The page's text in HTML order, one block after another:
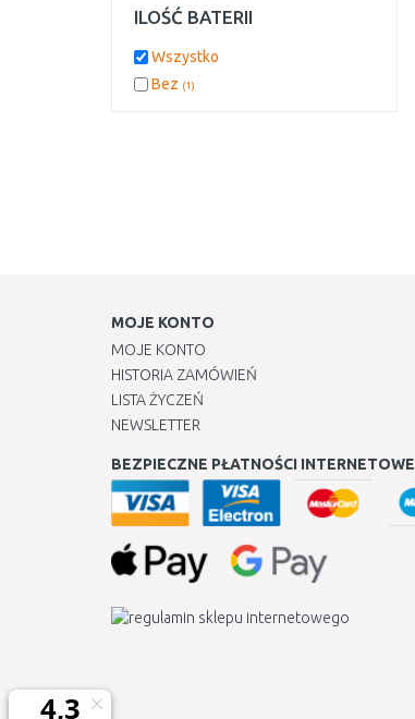
ILOŚĆ BATERII
Wszystko
Bez (1)
MOJE KONTO
MOJE KONTO
HISTORIA ZAMÓWIEŃ
LISTA ŻYCZEŃ
NEWSLETTER
BEZPIECZNE PŁATNOŚCI INTERNETOWE